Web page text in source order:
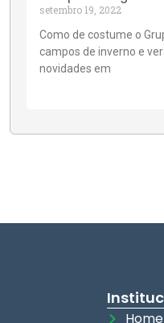
setembro 19, 2022
Como de costume o
campos de inverno e
novidades em
Home